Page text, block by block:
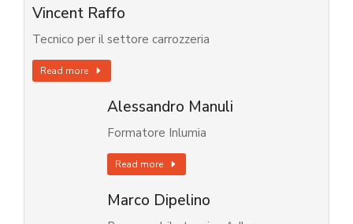
Vincent Raffo
Tecnico per il settore carrozzeria
Read more
Alessandro Manuli
Formatore Inlumia
Read more
Marco Dipelino